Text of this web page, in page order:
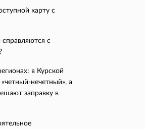
карту с
справляются с
в Курской
нечетный», а
заправку в